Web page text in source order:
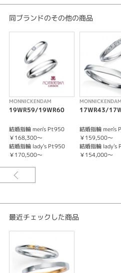
性別
紹介文
MONNICKENDAM（ﾓﾆｯｹﾝﾀﾞﾑ）
地金はピンクゴールドとのコンビネーシ
遊び心が際立つリングです。
-MONNICKENDAM DIAMOND- モニッ
モニッケンダムは、1890年にオランダ・
イギリスで発信する130年以上の歴史あ
モニッケンダムは世界三大カッターズブ
ダイヤモンドのカッティング技術に最も
い歴史を創ってきたダイヤモンドブラン
-MONNICKENDAM QUALITY-
白く豊潤なまばゆい輝き。ブリリアンシ
モンド」を使用し、「最高のデザイン」
げること。これがモニッケンダムの目指
同ブランドのその他の商品
MONNICKENDAM
19WR59/19WR60
結婚指輪 men's Pt950
￥168,300～
結婚指輪 lady's Pt950
￥170,500～
MONNICKENDAM
17WR43/
結婚指輪 men's
￥159,500～
結婚指輪 lady's
￥154,000～
最近チェックした商品